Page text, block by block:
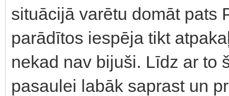
situācijā varētu domāt pats
parādītos iespēja tikt
nekad nav bijuši. Līdz ar to
pasaulei labāk saprast un